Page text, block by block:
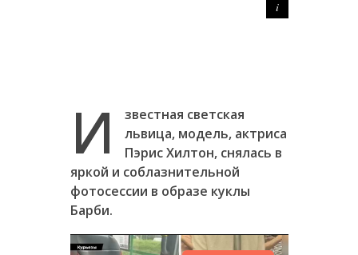
И
звестная светская
львица, модель, актриса
Пэрис Хилтон, снялась в
яркой и соблазнительной
фотосессии в образе куклы
Барби.